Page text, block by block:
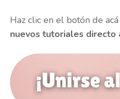
Haz clic en el botón de
nuevos tutoriales directo